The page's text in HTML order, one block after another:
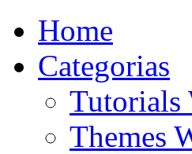
Home
Categorias
Tutorials
Themes